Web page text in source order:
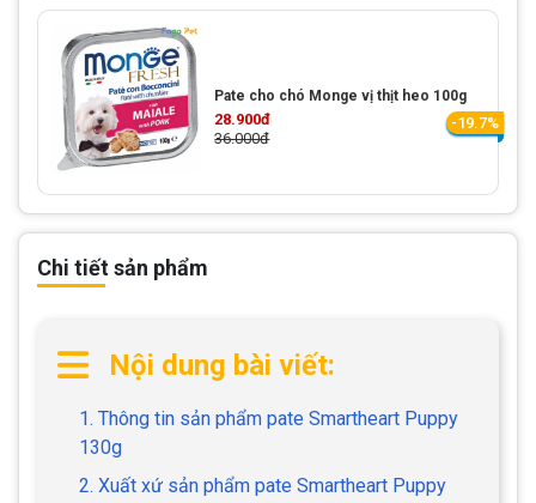
Chi tiết sản phẩm
Nội dung bài viết:
1. Thông tin sản phẩm pate Smartheart Puppy
130g
2. Xuất xứ sản phẩm pate Smartheart Puppy
Pate cho chó Monge vị thịt heo 100g
28.900đ
36.000đ
-19.7%